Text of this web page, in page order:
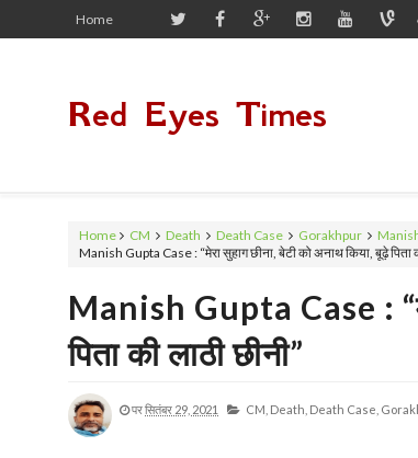
Home
Red Eyes Times
Home CM Death Death Case Gorakhpur
Manish Gupta Case : “मेरा सुहाग छीना, बेटी को अनाथ किया, बूढ़े पिता
Manish Gupta Case :
पिता की लाठी छीनी”
परसितंबर 29, 2021 CM, Death, Death Case,